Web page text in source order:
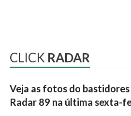
CLICK RADAR
Veja as fotos do
Radar 89 na última sexta-